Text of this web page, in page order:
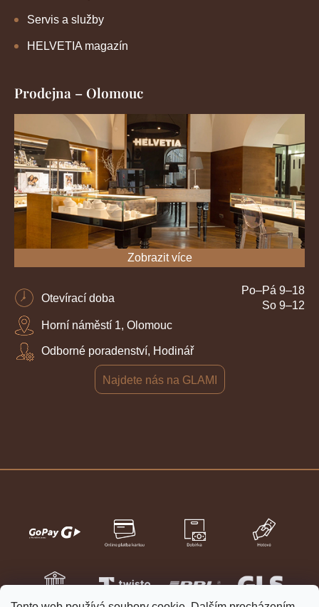
Servis a služby
HELVETIA magazín
Prodejna – Olomouc
Zobrazit více
Otevírací doba
Po–Pá 9–18
So 9–12
Horní náměstí 1, Olomouc
Odborné poradenství, Hodinář
Najdete nás na GLAMI